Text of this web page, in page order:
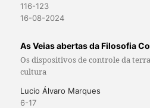
116-123
16-08-2024
As Veias abertas da Filosofia
Os dispositivos de controle da
cultura
Lucio Álvaro Marques
6-17